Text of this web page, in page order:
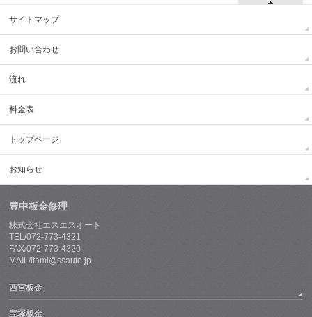
サイトマップ
お問い合わせ
流れ
料金表
トップページ
お知らせ
豊中板金修理
株式会社エスエスオート
TEL/072-773-4321
FAX/072-773-4320
MAIL/itami@ssauto.jp
西宮板金
宝塚板金